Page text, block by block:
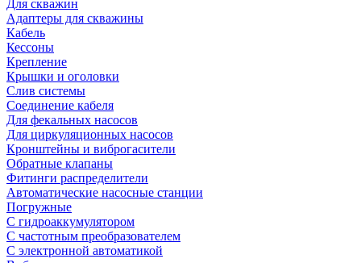
Для скважин
Адаптеры для скважины
Кабель
Кессоны
Крепление
Крышки и оголовки
Слив системы
Соединение кабеля
Для фекальных насосов
Для циркуляционных насосов
Кронштейны и виброгасители
Обратные клапаны
Фитинги распределители
Автоматические насосные станции
Погружные
С гидроаккумулятором
С частотным преобразователем
С электронной автоматикой